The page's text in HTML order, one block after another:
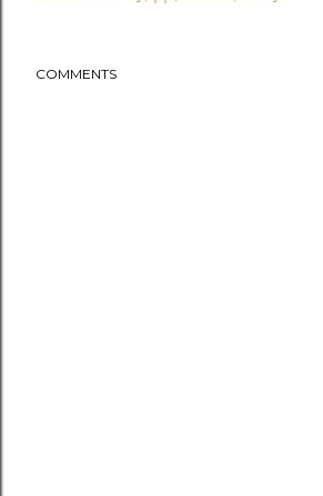
COMMENTS